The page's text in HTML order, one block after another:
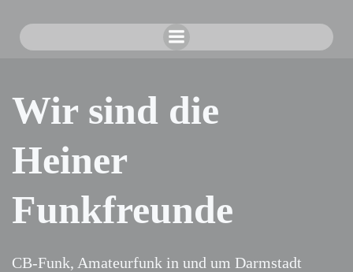
Inhalt
springen
Wir sind die
Heiner
Funkfreunde
CB-Funk, Amateurfunk in und um Darmstadt